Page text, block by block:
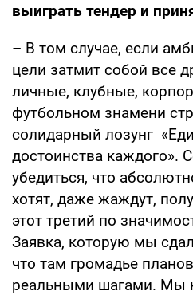
выиграть тендер и
– В том случае, если
цели затмит собой все
личные, клубные,
футбольном знамени
солидарный лозунг
достоинства каждого».
убедиться, что
хотят, даже жаждут,
этот третий по
Заявка, которую мы
что там громадье
реальными шагами. Мы